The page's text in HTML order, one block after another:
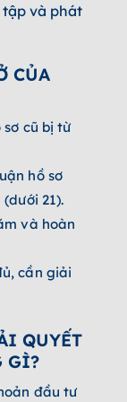
tập và phát
CỦA
sơ cũ bị từ
hồ sơ
21).
và hoàn
cần giải
QUYẾT
GÌ?
đầu tư